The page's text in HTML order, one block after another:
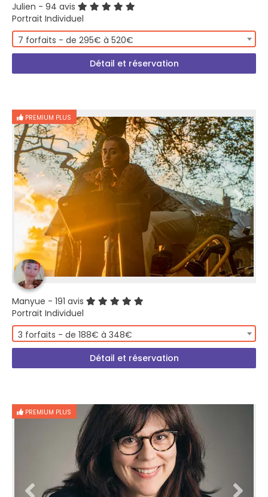
Julien - 94 avis
Portrait Individuel
7 forfaits - de 295€ à 520€
Détail et réservation
PREMIUM PLUS
Manyue - 191 avis
Portrait Individuel
3 forfaits - de 188€ à 348€
Détail et réservation
PREMIUM PLUS